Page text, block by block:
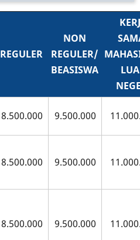
REGULER
NON
REGULER/
BEASISWA
8.500.000 9.500.000
8.500.000 9.500.000
8.500.000 9.500.000